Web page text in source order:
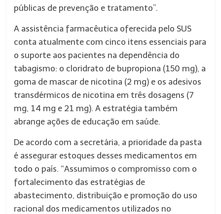
públicas de prevenção e tratamento”.
A assistência farmacêutica oferecida pelo SUS
conta atualmente com cinco itens essenciais para
o suporte aos pacientes na dependência do
tabagismo: o cloridrato de bupropiona (150 mg), a
goma de mascar de nicotina (2 mg) e os adesivos
transdérmicos de nicotina em três dosagens (7
mg, 14 mg e 21 mg). A estratégia também
abrange ações de educação em saúde.
De acordo com a secretária, a prioridade da pasta
é assegurar estoques desses medicamentos em
todo o país. “Assumimos o compromisso com o
fortalecimento das estratégias de
abastecimento, distribuição e promoção do uso
racional dos medicamentos utilizados no